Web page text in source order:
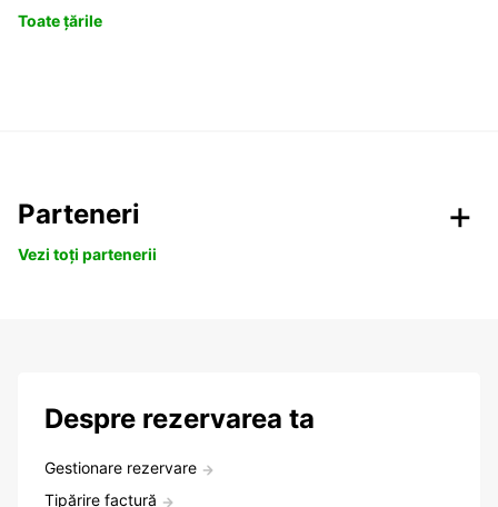
Toate țările
Parteneri
Vezi toți partenerii
Despre rezervarea ta
Gestionare rezervare
Tipărire factură